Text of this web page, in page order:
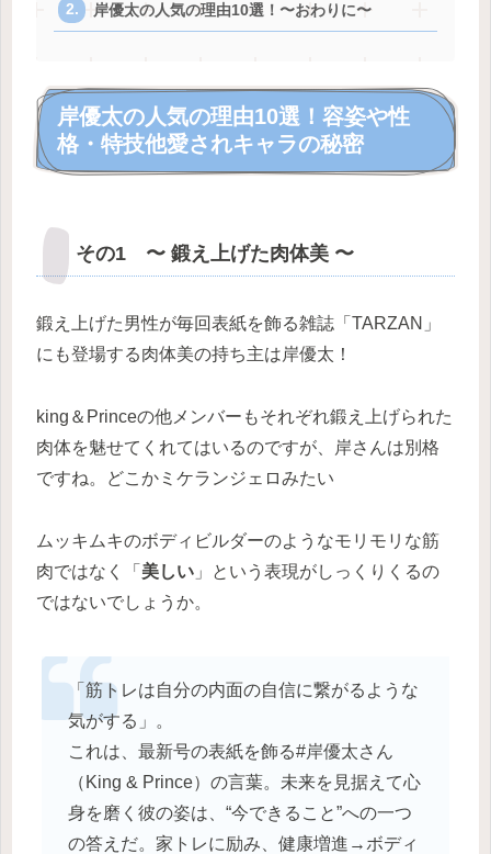
岸優太の人気の理由10選！〜おわりに〜
岸優太の人気の理由10選！容姿や性
格・特技他愛されキャラの秘密
その1 〜 鍛え上げた肉体美 〜
鍛え上げた男性が毎回表紙を飾る雑誌「TARZAN」
にも登場する肉体美の持ち主は岸優太！
king＆Princeの他メンバーもそれぞれ鍛え上げられた
肉体を魅せてくれてはいるのですが、岸さんは別格
ですね。どこかミケランジェロみたい
ムッキムキのボディビルダーのようなモリモリな筋
肉ではなく「 美しい 」という表現がしっくりくるの
ではないでしょうか。
「筋トレは自分の内面の自信に繋がるような
気がする」。
これは、最新号の表紙を飾る#岸優太さん
（King & Prince）の言葉。未来を見据えて心
身を磨く彼の姿は、“今できること”への一つ
の答えだ。家トレに励み、健康増進→ボディ